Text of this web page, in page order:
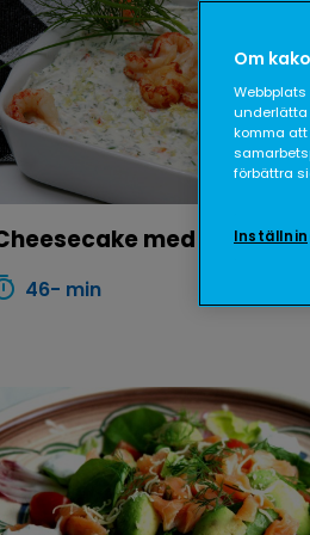
med
46- min
Om
underlätta
komma
förbättra